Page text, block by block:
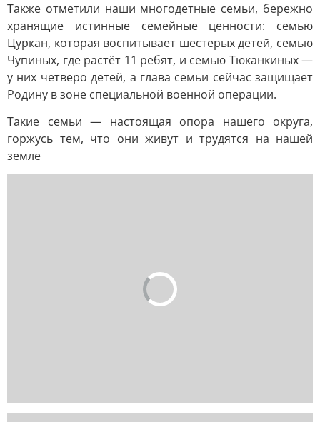
Также отметили наши многодетные семьи, бережно
хранящие истинные семейные ценности: семью
Цуркан, которая воспитывает шестерых детей, семью
Чупиных, где растёт 11 ребят, и семью Тюканкиных —
у них четверо детей, а глава семьи сейчас защищает
Родину в зоне специальной военной операции.
Такие семьи — настоящая опора нашего округа,
горжусь тем, что они живут и трудятся на нашей
земле